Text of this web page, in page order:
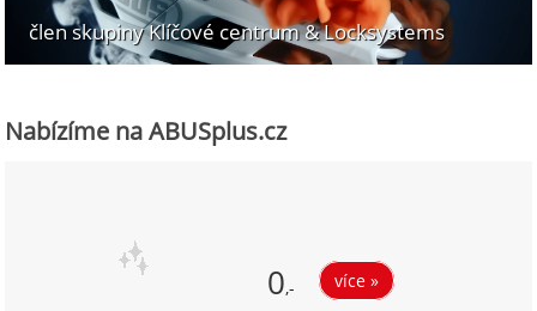
člen skupiny Klíčové centrum & Locksystems
Nabízíme na ABUSplus.cz
0,- více »